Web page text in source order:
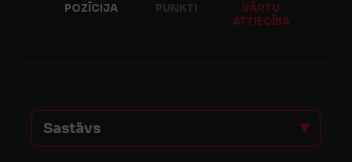
POZĪCIJA PUNKTI
VĀRTU
ATTIECĪBA
Sastāvs